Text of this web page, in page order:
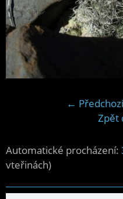
← Předchozí
Zpět
Automatické procházení:
vteřinách)